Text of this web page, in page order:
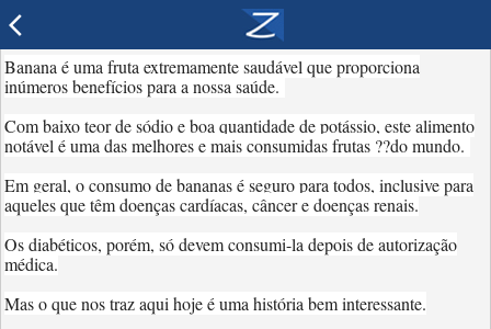
arrow_back_ios
Banana é uma fruta extremamente saudável que proporciona
inúmeros benefícios para a nossa saúde.
Com baixo teor de sódio e boa quantidade de potássio, este alimento
notável é uma das melhores e mais consumidas frutas ??do mundo.
Em geral, o consumo de bananas é seguro para todos, inclusive para
aqueles que têm doenças cardíacas, câncer e doenças renais.
Os diabéticos, porém, só devem consumi-la depois de autorização
médica.
Mas o que nos traz aqui hoje é uma história bem interessante.